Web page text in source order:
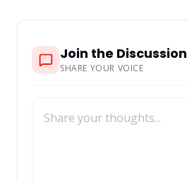
Join the Discussion
SHARE YOUR VOICE